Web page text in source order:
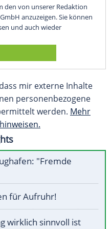
den von unserer Redaktion
anzuzeigen. Sie können
und auch wieder
mir externe Inhalte
personenbezogene
werden. Mehr
"Fremde
für Aufruhr!
wirklich sinnvoll ist